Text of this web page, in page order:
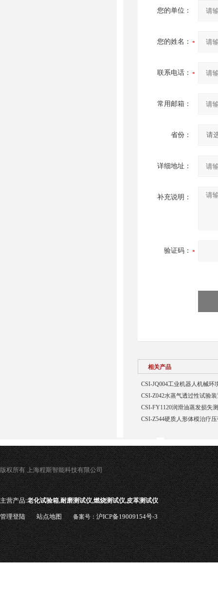
您的单位：
您的姓名：
联系电话：
常用邮箱：
省份：
详细地址：
补充说明：
验证码：
相关产品
CSI-JQ004工业机器人机械
CSI-Z042水蒸气透过性试验
CSI-FY1120润滑油蒸发损失
CSI-Z544硬质人形体模治疗
版权所有 上海程斯智能科技有限公司
主营产品:老化试验箱,耐磨测试仪,燃烧测试仪,皮革测试仪
管理登陆 站点地图 备案号：沪ICP备19009154号-3